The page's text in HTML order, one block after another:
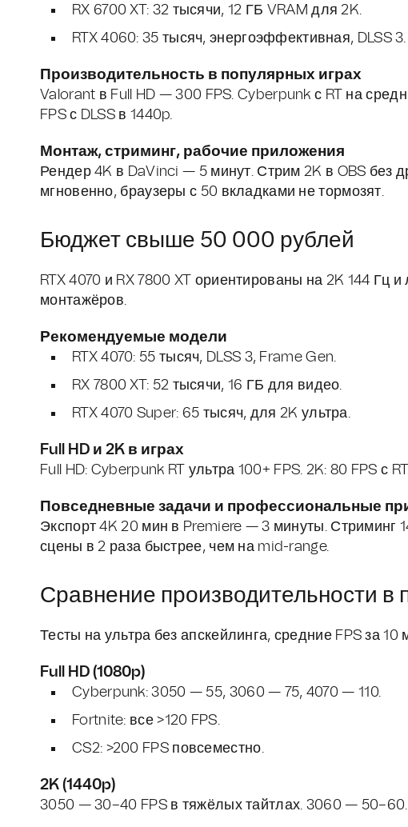
RX 6700 XT: 32 тысячи, 12 ГБ VRAM для 2K.
RTX 4060: 35 тысяч, энергоэффективная, DLSS 3.
Производительность в популярных играх
Valorant в Full HD — 300 FPS. Cyberpunk с RT на
FPS с DLSS в 1440p.
Монтаж, стриминг, рабочие приложения
Рендер 4K в DaVinci — 5 минут. Стрим 2K в OBS
мгновенно, браузеры с 50 вкладками не тормозят.
Бюджет свыше 50 000 рублей
RTX 4070 и RX 7800 XT ориентированы на 2K 144 Гц
монтажёров.
Рекомендуемые модели
RTX 4070: 55 тысяч, DLSS 3, Frame Gen.
RX 7800 XT: 52 тысячи, 16 ГБ для видео.
RTX 4070 Super: 65 тысяч, для 2K ультра.
Full HD и 2K в играх
Full HD: Cyberpunk RT ультра 100+ FPS. 2K: 80 FPS с
Повседневные задачи и профессиональные
Экспорт 4K 20 мин в Premiere — 3 минуты. Стриминг
сцены в 2 раза быстрее, чем на mid-range.
Сравнение производительности в
Тесты на ультра без апскейлинга, средние FPS за 10
Full HD (1080p)
Cyberpunk: 3050 — 55, 3060 — 75, 4070 — 110.
Fortnite: все >120 FPS.
CS2: >200 FPS повсеместно.
2K (1440p)
3050 — 30–40 FPS в тяжёлых тайтлах. 3060 —